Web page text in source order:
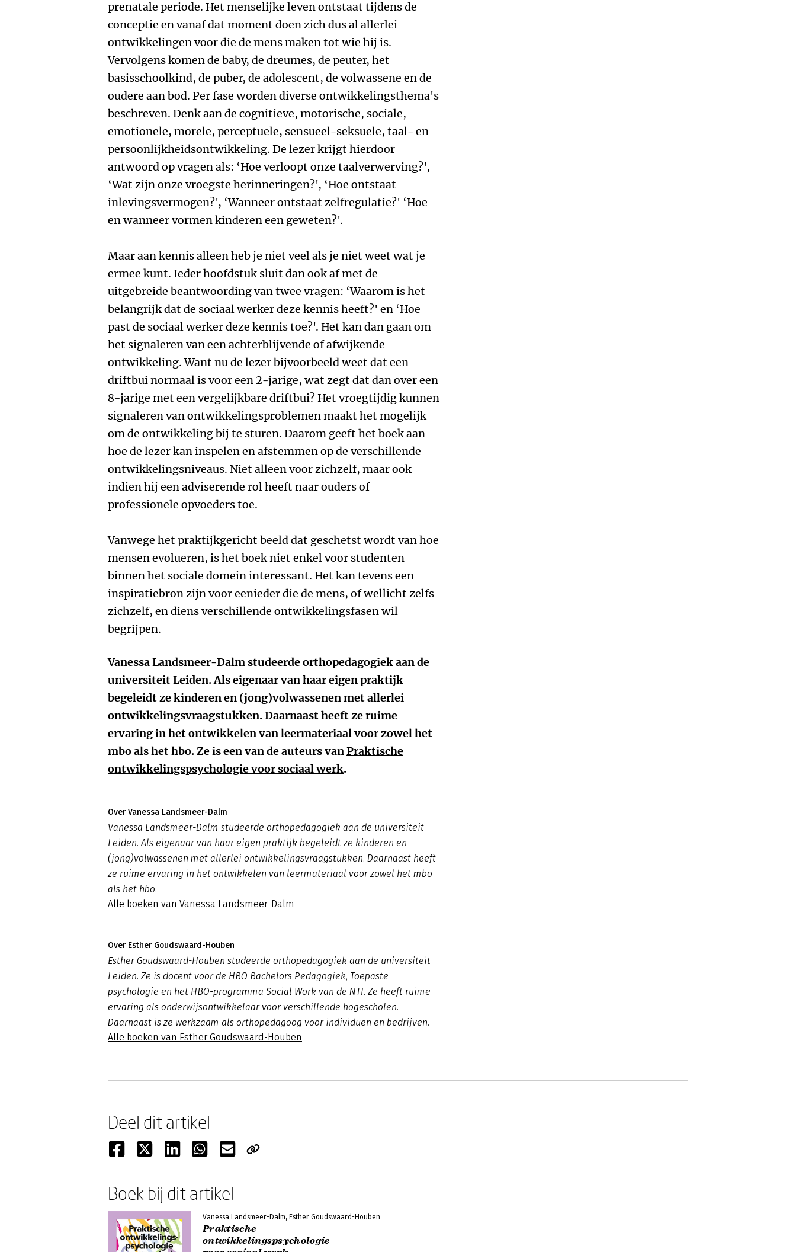
prenatale periode. Het menselijke leven ontstaat tijdens de
conceptie en vanaf dat moment doen zich dus al allerlei
ontwikkelingen voor die de mens maken tot wie hij is.
Vervolgens komen de baby, de dreumes, de peuter, het
basisschoolkind, de puber, de adolescent, de volwassene en de
oudere aan bod. Per fase worden diverse ontwikkelingsthema's
beschreven. Denk aan de cognitieve, motorische, sociale,
emotionele, morele, perceptuele, sensueel-seksuele, taal- en
persoonlijkheidsontwikkeling. De lezer krijgt hierdoor
antwoord op vragen als: ‘Hoe verloopt onze taalverwerving?',
‘Wat zijn onze vroegste herinneringen?', ‘Hoe ontstaat
inlevingsvermogen?', ‘Wanneer ontstaat zelfregulatie?' ‘Hoe
en wanneer vormen kinderen een geweten?'.
Maar aan kennis alleen heb je niet veel als je niet weet wat je
ermee kunt. Ieder hoofdstuk sluit dan ook af met de
uitgebreide beantwoording van twee vragen: ‘Waarom is het
belangrijk dat de sociaal werker deze kennis heeft?' en ‘Hoe
past de sociaal werker deze kennis toe?'. Het kan dan gaan om
het signaleren van een achterblijvende of afwijkende
ontwikkeling. Want nu de lezer bijvoorbeeld weet dat een
driftbui normaal is voor een 2-jarige, wat zegt dat dan over een
8-jarige met een vergelijkbare driftbui? Het vroegtijdig kunnen
signaleren van ontwikkelingsproblemen maakt het mogelijk
om de ontwikkeling bij te sturen. Daarom geeft het boek aan
hoe de lezer kan inspelen en afstemmen op de verschillende
ontwikkelingsniveaus. Niet alleen voor zichzelf, maar ook
indien hij een adviserende rol heeft naar ouders of
professionele opvoeders toe.
Vanwege het praktijkgericht beeld dat geschetst wordt van hoe
mensen evolueren, is het boek niet enkel voor studenten
binnen het sociale domein interessant. Het kan tevens een
inspiratiebron zijn voor eenieder die de mens, of wellicht zelfs
zichzelf, en diens verschillende ontwikkelingsfasen wil
begrijpen.
Vanessa Landsmeer-Dalm studeerde orthopedagogiek aan de
universiteit Leiden. Als eigenaar van haar eigen praktijk
begeleidt ze kinderen en (jong)volwassenen met allerlei
ontwikkelingsvraagstukken. Daarnaast heeft ze ruime
ervaring in het ontwikkelen van leermateriaal voor zowel het
mbo als het hbo. Ze is een van de auteurs vanPraktische
ontwikkelingspsychologie voor sociaal werk.
Over Vanessa Landsmeer-Dalm
Vanessa Landsmeer-Dalm studeerde orthopedagogiek aan de universiteit
Leiden. Als eigenaar van haar eigen praktijk begeleidt ze kinderen en
(jong)volwassenen met allerlei ontwikkelingsvraagstukken. Daarnaast heeft
ze ruime ervaring in het ontwikkelen van leermateriaal voor zowel het mbo
als het hbo.
Alle boeken van Vanessa Landsmeer-Dalm
Over Esther Goudswaard-Houben
Esther Goudswaard-Houben studeerde orthopedagogiek aan de universiteit
Leiden. Ze is docent voor de HBO Bachelors Pedagogiek, Toepaste
psychologie en het HBO-programma Social Work van de NTI. Ze heeft ruime
ervaring als onderwijsontwikkelaar voor verschillende hogescholen.
Daarnaast is ze werkzaam als orthopedagoog voor individuen en bedrijven.
Alle boeken van Esther Goudswaard-Houben
Deel dit artikel
Boek bij dit artikel
Vanessa Landsmeer-Dalm, Esther Goudswaard-Houben
Praktische
ontwikkelingspsychologie